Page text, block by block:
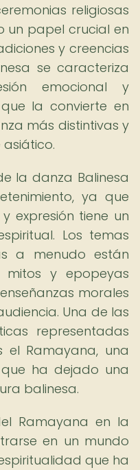
religiosas
un papel crucial en
y creencias
se caracteriza
emocional y
la convierte en
más distintivas y
la danza Balinesa
ya que
expresión tiene un
Los temas
a menudo están
mitos y epopeyas
morales
Una de las
representadas
el Ramayana, una
ha dejado una
balinesa.
Ramayana en la
en un mundo
que ha